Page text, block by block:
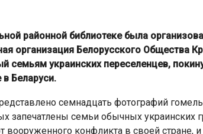
районной библиотеке была
организация Белорусского Общества
семьям украинских переселенцев,
Беларуси.
семнадцать фотографий
запечатлены семьи обычных украинских
вооруженного конфликта в своей стране,